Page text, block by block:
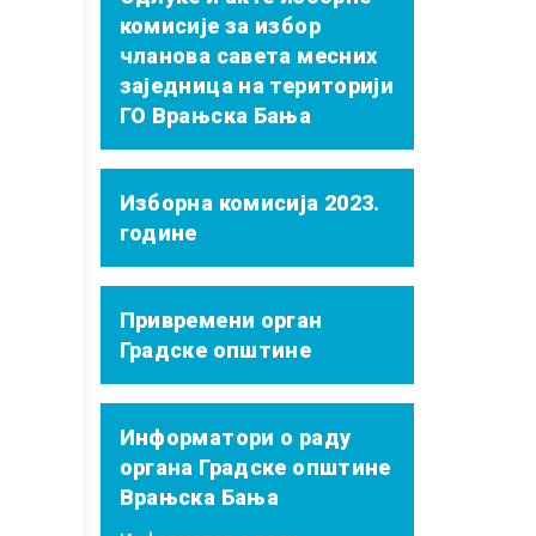
комисије за избор
чланова савета месних
заједница на територији
ГО Врањска Бања
Изборна комисија 2023.
године
Привремени орган
Градске општине
Информатори о раду
органа Градске општине
Врањска Бања